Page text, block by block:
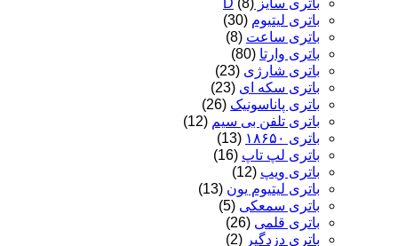
باتری لیتیوم (30)
باتری ساعت (8)
باتری وارتا (80)
باتری شارژی (23)
باتری سکه ای (23)
باتری پاناسونیک (26)
باتری تلفن بی سیم (12)
باتری ۱۸۶۵۰
(13)
باتری لپ تاپ (16)
باتری ویپ (12)
باتری لیتیوم یون (13)
باتری سمعکی (5)
باتری قلمی (26)
باتری دزدگیر (2)